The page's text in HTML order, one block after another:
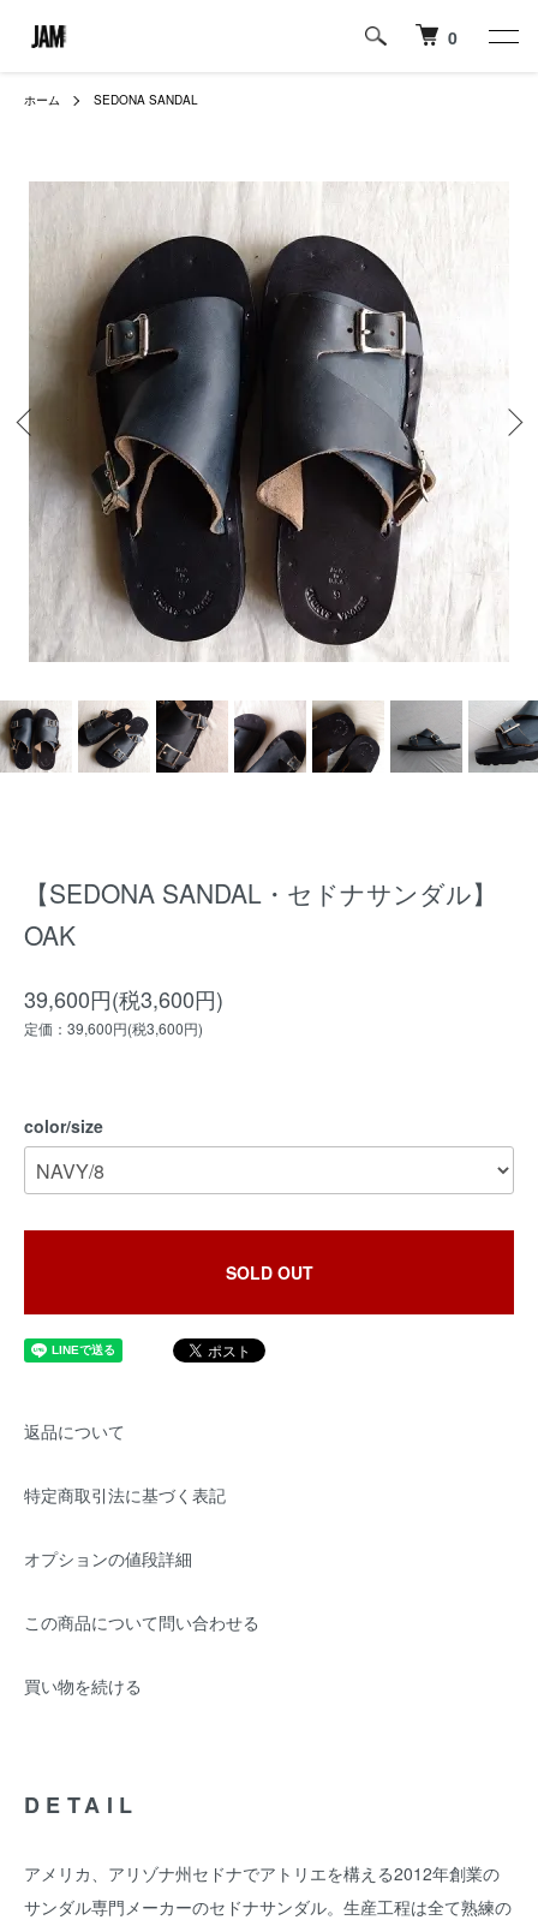
0
ホーム SEDONA SANDAL
【SEDONA SANDAL・セドナサンダル】
OAK
39,600円(税3,600円)
定価：39,600円(税3,600円)
color/size
SOLD OUT
返品について
特定商取引法に基づく表記
オプションの値段詳細
この商品について問い合わせる
買い物を続ける
DETAIL
アメリカ、アリゾナ州セドナでアトリエを構える2012年創業の
サンダル専門メーカーのセドナサンダル。生産工程は全て熟練の